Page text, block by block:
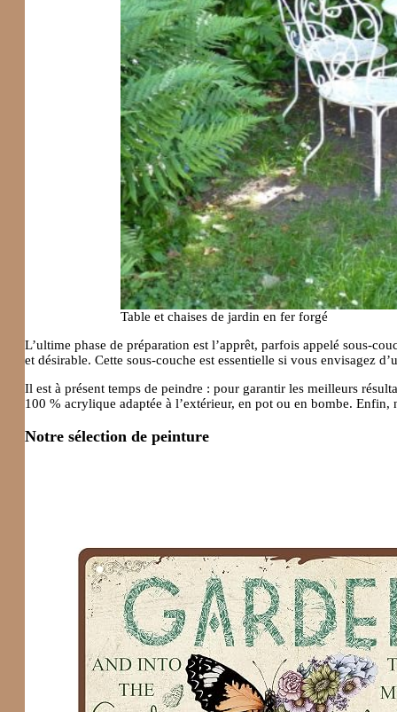
Table et chaises de jardin en fer forgé
L’ultime phase de préparation est l’apprêt, parfois appelé sous-
et désirable. Cette sous-couche est essentielle si vous envisagez
Il est à présent temps de peindre : pour garantir les meilleurs
100 % acrylique adaptée à l’extérieur, en pot ou en bombe.
Notre sélection de peinture